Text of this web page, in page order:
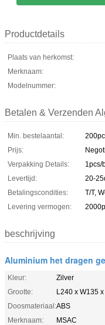
Productdetails
Plaats van herkomst:
Merknaam:
Modelnummer:
Betalen & Verzenden
Min. bestelaantal:
Prijs:
Verpakking Details:
1pcs/
Levertijd:
20-
Betalingscondities:
T/T,
Levering vermogen:
beschrijving
Aluminium het dragen
Kleur:
Zilver
Grootte:
L240 x W135
Doosmateriaal:ABS
Merknaam:
MSAC